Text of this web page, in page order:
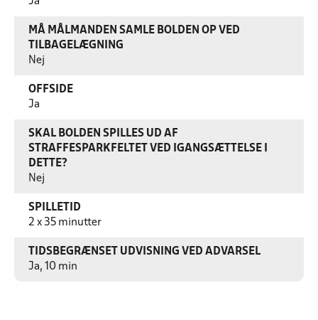
MÅ MÅLMANDEN SAMLE BOLDEN OP VED
TILBAGELÆGNING
Nej
OFFSIDE
Ja
SKAL BOLDEN SPILLES UD AF
STRAFFESPARKFELTET VED IGANGSÆTTELSE I
DETTE?
Nej
SPILLETID
2 x 35 minutter
TIDSBEGRÆNSET UDVISNING VED ADVARSEL
Ja, 10 min